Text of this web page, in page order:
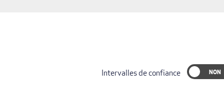
Intervalles de confiance